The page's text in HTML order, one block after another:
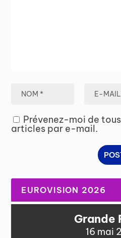
Prévenez-moi de
articles par e-mail.
EUROVISION 2026
Grande
16 mai